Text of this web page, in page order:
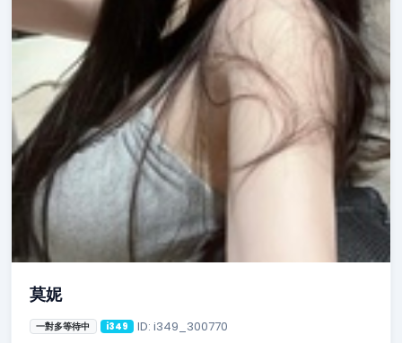
莫妮
一對多等待中 i349 ID: i349_300770